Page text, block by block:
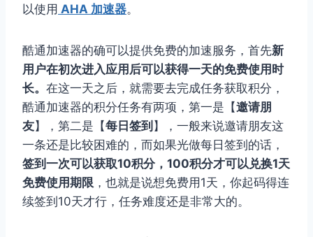
以使用 AHA 加速器。
酷通加速器的确可以提供免费的加速服务，首先新
用户在初次进入应用后可以获得一天的免费使用时
长。 在这一天之后，就需要去完成任务获取积分，
酷通加速器的积分任务有两项，第一是【邀请朋
友】，第二是【每日签到 】，一般来说邀请朋友这
一条还是比较困难的，而如果光做每日签到的话，
签到一次可以获取10积分，100积分才可以兑换1天
免费使用期限 ，也就是说想免费用1天，你起码得连
续签到10天才行，任务难度还是非常大的。